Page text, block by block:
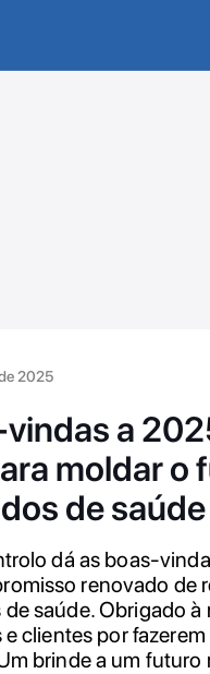
2025
a
moldar o
de saúde
dá as boas-
renovado de
saúde. Obrigado à
clientes por
brinde a um futuro